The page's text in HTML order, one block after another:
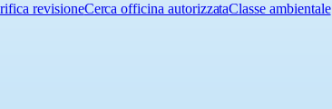
revisioneCerca officina autorizzataClasse ambientale